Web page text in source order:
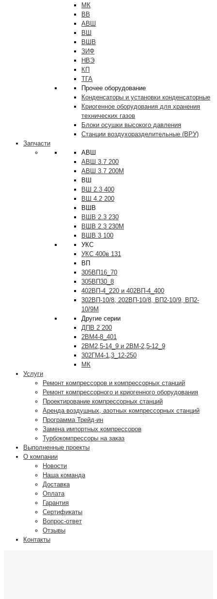
МК
ВВ
АВШ
ВШ
ВШВ
ЗИФ
НВЭ
КП
ТГА
Прочее оборудование
Конденсаторы и установки конденсаторные
Криогенное оборудования для хранения
технических газов
Блоки осушки высокого давления
Станции воздухоразделительные (ВРУ)
Запчасти
АВШ
АВШ 3.7 200
АВШ 3.7 200М
ВШ
ВШ 2.3 400
ВШ 4.2 200
ВШВ
ВШВ 2.3 230
ВШВ 2.3 230М
ВШВ 3 100
УКС
УКС 400в 131
ВП
305ВП16_70
305ВП30_8
402ВП-4_220 и 402ВП-4_400
302ВП-10/8, 202ВП-10/8, ВП2-10/9, ВП2-
10/9М
Другие серии
ДПВ 2 200
2ВМ4-8_401
2ВМ2,5-14_9 и 2ВМ-2,5-12_9
302ГМ4-1,3_12-250
МК
Услуги
Ремонт компрессоров и компрессорных станций
Ремонт компрессорного и криогенного оборудования
Проектирование компрессорных станций
Аренда воздушных, азотных компрессорных станций
Программа Трейд-ин
Замена импортных компрессоров
Турбокомпрессоры на заказ
Выполненные проекты
О компании
Новости
Наша команда
Доставка
Оплата
Гарантия
Сертификаты
Вопрос-ответ
Отзывы
Контакты